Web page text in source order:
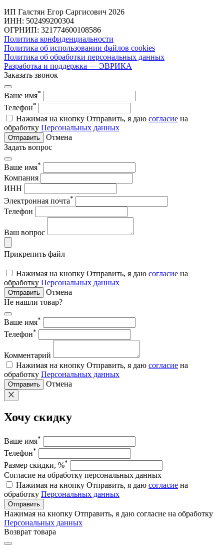
ИП Галстян Егор Саргисович 2026
ИНН: 502499200304
ОГРНИП: 321774600108586
Политика конфиденциальности
Политика об использовании файлов cookies
Политика об обработки персональных данных
Разработка и поддержка — ЭВРИКА
Заказать звонок
Ваше имя*
Телефон*
Нажимая на кнопку Отправить, я даю согласие на
обработку Персональных данных
Отправить
Отмена
Задать вопрос
Ваше имя*
Компания
ИНН
Электронная почта*
Телефон
Ваш вопрос
Прикрепить файл
Нажимая на кнопку Отправить, я даю согласие на
обработку Персональных данных
Отправить
Отмена
Не нашли товар?
Ваше имя*
Телефон*
Комментарий
Нажимая на кнопку Отправить, я даю согласие на
обработку Персональных данных
Отправить Отмена
Хочу скидку
Ваше имя*
Телефон*
Размер скидки, %*
Согласие на обработку персональных данных
Нажимая на кнопку Отправить, я даю согласие на
обработку Персональных данных
Отправить
Нажимая на кнопку Отправить, я даю согласие на обработку
Персональных данных
Возврат товара